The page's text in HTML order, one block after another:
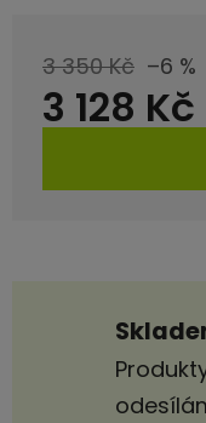
3 350 Kč –6 %
3 128 Kč